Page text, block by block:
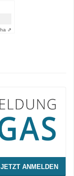
⇗
JETZT ANMELDEN